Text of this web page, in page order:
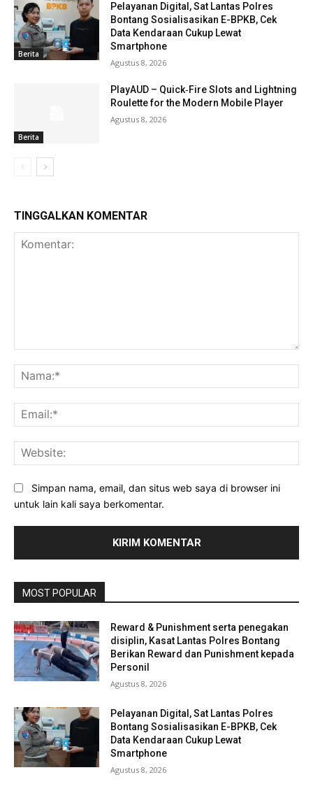
Berita
Pelayanan Digital, Sat Lantas Polres
Bontang Sosialisasikan E-BPKB, Cek
Data Kendaraan Cukup Lewat
Smartphone
Agustus 8, 2026
Berita
PlayAUD – Quick‑Fire Slots and Lightning
Roulette for the Modern Mobile Player
Agustus 8, 2026
TINGGALKAN KOMENTAR
Simpan nama, email, dan situs web saya di browser ini
untuk lain kali saya berkomentar.
MOST POPULAR
Reward & Punishment serta penegakan
disiplin, Kasat Lantas Polres Bontang
Berikan Reward dan Punishment kepada
Personil
Agustus 8, 2026
Pelayanan Digital, Sat Lantas Polres
Bontang Sosialisasikan E-BPKB, Cek
Data Kendaraan Cukup Lewat
Smartphone
Agustus 8, 2026